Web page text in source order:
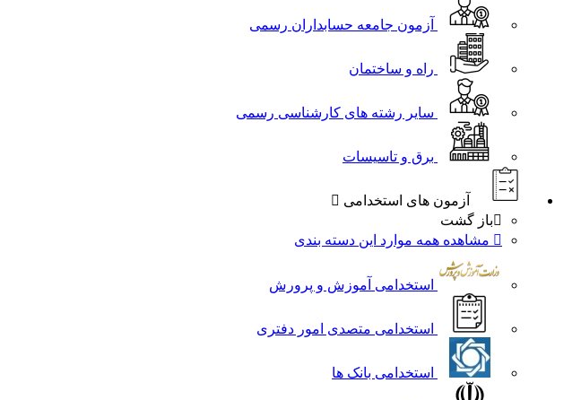
آزمون جامعه حسابداران رسمی
راه و ساختمان
سایر رشته های کارشناسی رسمی
برق و تاسيسات
آزمون های استخدامی
باز گشت
مشاهده همه موارد این دسته بندی
استخدامی آموزش و پرورش
استخدامی متصدی امور دفتری
استخدامی بانک ها